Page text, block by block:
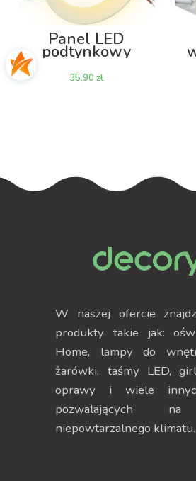
Panel LED
podtynkowy
wpuszczany
PAWPKO 12W
zł
W naszej ofercie
produkty takie jak:
Home, lampy do
żarówki, taśmy LED,
oprawy i wiele
pozwalających na
niepowtarzalnego klimatu.